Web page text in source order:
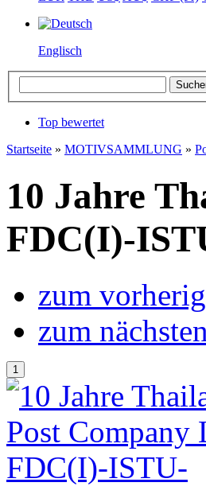
Englisch
Top bewertet
Startseite » MOTIVSAMMLUNG »
10 Jahre
FDC(I)-
zum
zum